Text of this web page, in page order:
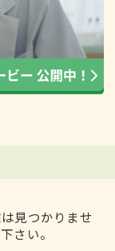
見つかりませ
さい。